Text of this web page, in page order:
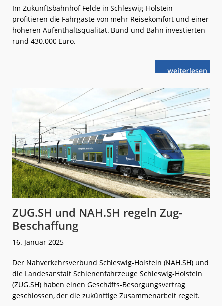
Im Zukunftsbahnhof Felde in Schleswig-Holstein
profitieren die Fahrgäste von mehr Reisekomfort und einer
höheren Aufenthaltsqualität. Bund und Bahn investierten
rund 430.000 Euro.
weiterlese
n
ZUG.SH und NAH.SH regeln Zug-
Beschaffung
16. Januar 2025
Der Nahverkehrsverbund Schleswig-Holstein (NAH.SH) und
die Landesanstalt Schienenfahrzeuge Schleswig-Holstein
(ZUG.SH) haben einen Geschäfts-Besorgungsvertrag
geschlossen, der die zukünftige Zusammenarbeit regelt.